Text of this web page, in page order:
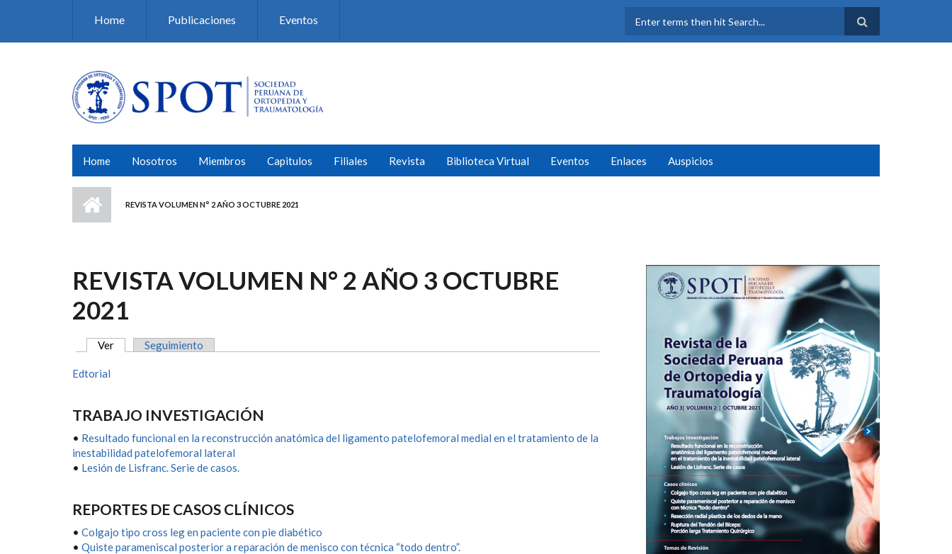
Home Publicaciones Eventos
FORMULARIO DE
Home Nosotros Miembros Capitulos Filiales Revista Biblioteca Virtual Eventos Enlaces Auspicios
REVISTA VOLUMEN N° 2 AÑO 3 OCTUBRE 2021
REVISTA VOLUMEN N° 2 AÑO 3 OCTUBRE
2021
SOLAPAS PRINCIPALES
Ver (solapa activa)
Seguimiento
Edtorial
TRABAJO INVESTIGACIÓN
• Resultado funcional en la reconstrucción anatómica del ligamento patelofemoral medial en el tratamiento de la
inestabilidad patelofemoral lateral
• Lesión de Lisfranc. Serie de casos.
REPORTES DE CASOS CLÍNICOS
• Colgajo tipo cross leg en paciente con pie diabético
• Quiste parameniscal posterior a reparación de menisco con técnica “todo dentro”.